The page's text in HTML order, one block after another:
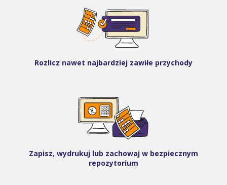
Rozlicz nawet najbardziej zawiłe przychody
Zapisz, wydrukuj lub zachowaj w bezpiecznym
repozytorium